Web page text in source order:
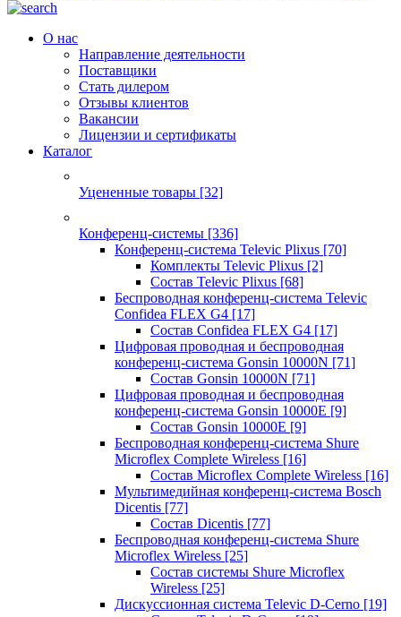
О нас
Направление деятельности
Поставщики
Стать дилером
Отзывы клиентов
Вакансии
Лицензии и сертификаты
Каталог
Уцененные товары [32]
Конференц-системы [336]
Конференц-система Televic Plixus [70]
Комплекты Televic Plixus [2]
Состав Televic Plixus [68]
Беспроводная конференц-система Televic
Confidea FLEX G4 [17]
Состав Confidea FLEX G4 [17]
Цифровая проводная и беспроводная
конференц-система Gonsin 10000N [71]
Состав Gonsin 10000N [71]
Цифровая проводная и беспроводная
конференц-система Gonsin 10000E [9]
Состав Gonsin 10000E [9]
Беспроводная конференц-система Shure
Microflex Complete Wireless [16]
Состав Microflex Complete Wireless [16]
Мультимедийная конференц-система Bosch
Dicentis [77]
Состав Dicentis [77]
Беспроводная конференц-система Shure
Microflex Wireless [25]
Состав системы Shure Microflex
Wireless [25]
Дискуссионная система Televic D-Cerno [19]